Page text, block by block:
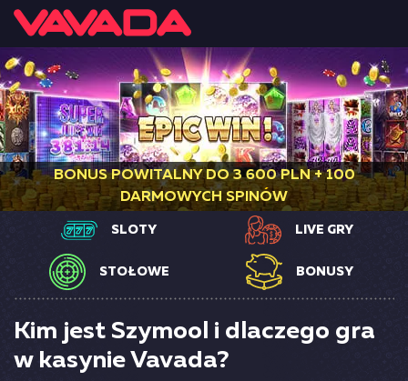
BONUS POWITALNY DO 3 600 PLN + 100
DARMOWYCH SPINÓW
SLOTY LIVE GRY
STOŁOWE BONUSY
Kim jest Szymool i dlaczego gra
w kasynie Vavada?